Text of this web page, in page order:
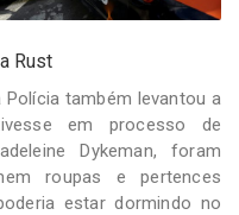
Rust
também levantou a
em processo de
Dykeman, foram
roupas e pertences
estar dormindo no